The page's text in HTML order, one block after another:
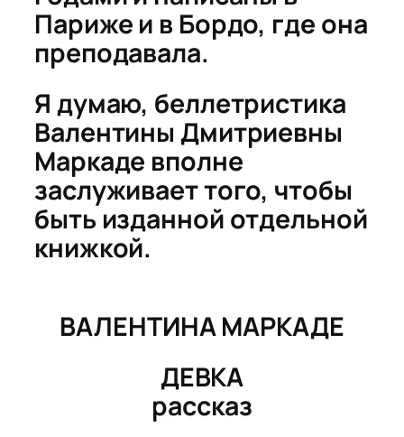
Париже и в Бордо, где она
преподавала.
Я думаю, беллетристика
Валентины Дмитриевны
Маркаде вполне
заслуживает того, чтобы
быть изданной отдельной
книжкой.
ВАЛЕНТИНА МАРКАДЕ
ДЕВКА
рассказ